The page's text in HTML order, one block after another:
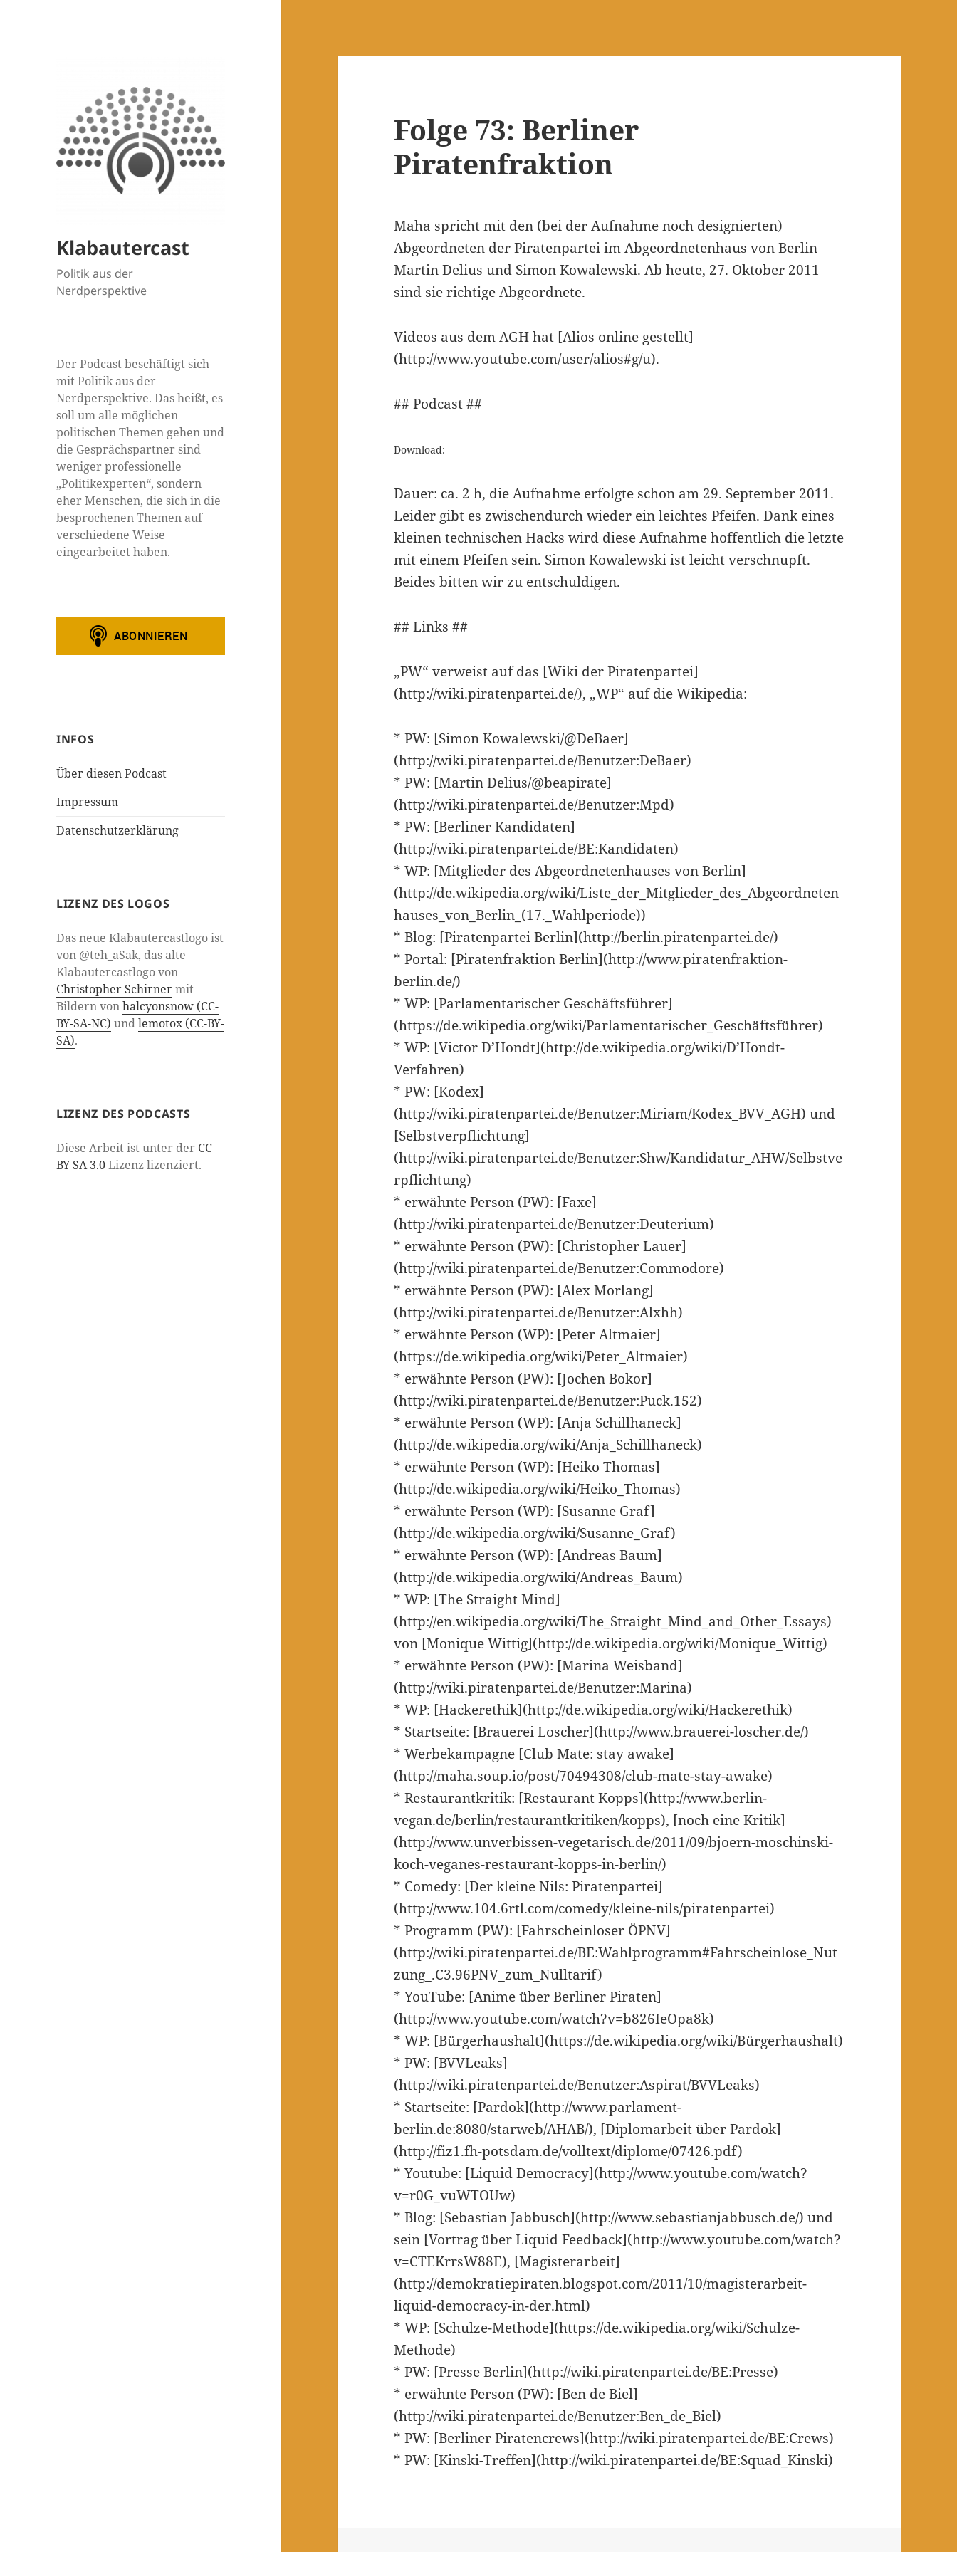
Klabautercast
Politik aus der
Nerdperspektive
Der Podcast beschäftigt sich
mit Politik aus der
Nerdperspektive. Das heißt, es
soll um alle möglichen
politischen Themen gehen und
die Gesprächspartner sind
weniger professionelle
„Politikexperten“, sondern
eher Menschen, die sich in die
besprochenen Themen auf
verschiedene Weise
eingearbeitet haben.
INFOS
Über diesen Podcast
Impressum
Datenschutzerklärung
LIZENZ DES LOGOS
Das neue Klabautercastlogo ist
von @teh_aSak, das alte
Klabautercastlogo von
Christopher Schirnermit
Bildern vonhalcyonsnow (CC-
BY-SA-NC) undlemotox (CC-BY-
SA).
LIZENZ DES PODCASTS
Diese Arbeit ist unter der CC
BY SA 3.0Lizenz lizenziert.
Folge 73: Berliner
Piratenfraktion
Maha spricht mit den (bei der Aufnahme noch designierten)
Abgeordneten der Piratenpartei im Abgeordnetenhaus von Berlin
Martin Delius und Simon Kowalewski. Ab heute, 27. Oktober 2011
sind sie richtige Abgeordnete.
Videos aus dem AGH hat [Alios online gestellt]
(http://www.youtube.com/user/alios#g/u).
## Podcast ##
Download:
Dauer: ca. 2 h, die Aufnahme erfolgte schon am 29. September 2011.
Leider gibt es zwischendurch wieder ein leichtes Pfeifen. Dank eines
kleinen technischen Hacks wird diese Aufnahme hoffentlich die letzte
mit einem Pfeifen sein. Simon Kowalewski ist leicht verschnupft.
Beides bitten wir zu entschuldigen.
## Links ##
„PW“ verweist auf das [Wiki der Piratenpartei]
(http://wiki.piratenpartei.de/), „WP“ auf die Wikipedia:
* PW: [Simon Kowalewski/@DeBaer]
(http://wiki.piratenpartei.de/Benutzer:DeBaer)
* PW: [Martin Delius/@beapirate]
(http://wiki.piratenpartei.de/Benutzer:Mpd)
* PW: [Berliner Kandidaten]
(http://wiki.piratenpartei.de/BE:Kandidaten)
* WP: [Mitglieder des Abgeordnetenhauses von Berlin]
(http://de.wikipedia.org/wiki/Liste_der_Mitglieder_des_Abgeordneten
hauses_von_Berlin_(17._Wahlperiode))
* Blog: [Piratenpartei Berlin](http://berlin.piratenpartei.de/)
* Portal: [Piratenfraktion Berlin](http://www.piratenfraktion-
berlin.de/)
* WP: [Parlamentarischer Geschäftsführer]
(https://de.wikipedia.org/wiki/Parlamentarischer_Geschäftsführer)
* WP: [Victor D’Hondt](http://de.wikipedia.org/wiki/D’Hondt-
Verfahren)
* PW: [Kodex]
(http://wiki.piratenpartei.de/Benutzer:Miriam/Kodex_BVV_AGH) und
[Selbstverpflichtung]
(http://wiki.piratenpartei.de/Benutzer:Shw/Kandidatur_AHW/Selbstve
rpflichtung)
* erwähnte Person (PW): [Faxe]
(http://wiki.piratenpartei.de/Benutzer:Deuterium)
* erwähnte Person (PW): [Christopher Lauer]
(http://wiki.piratenpartei.de/Benutzer:Commodore)
* erwähnte Person (PW): [Alex Morlang]
(http://wiki.piratenpartei.de/Benutzer:Alxhh)
* erwähnte Person (WP): [Peter Altmaier]
(https://de.wikipedia.org/wiki/Peter_Altmaier)
* erwähnte Person (PW): [Jochen Bokor]
(http://wiki.piratenpartei.de/Benutzer:Puck.152)
* erwähnte Person (WP): [Anja Schillhaneck]
(http://de.wikipedia.org/wiki/Anja_Schillhaneck)
* erwähnte Person (WP): [Heiko Thomas]
(http://de.wikipedia.org/wiki/Heiko_Thomas)
* erwähnte Person (WP): [Susanne Graf]
(http://de.wikipedia.org/wiki/Susanne_Graf)
* erwähnte Person (WP): [Andreas Baum]
(http://de.wikipedia.org/wiki/Andreas_Baum)
* WP: [The Straight Mind]
(http://en.wikipedia.org/wiki/The_Straight_Mind_and_Other_Essays)
von [Monique Wittig](http://de.wikipedia.org/wiki/Monique_Wittig)
* erwähnte Person (PW): [Marina Weisband]
(http://wiki.piratenpartei.de/Benutzer:Marina)
* WP: [Hackerethik](http://de.wikipedia.org/wiki/Hackerethik)
* Startseite: [Brauerei Loscher](http://www.brauerei-loscher.de/)
* Werbekampagne [Club Mate: stay awake]
(http://maha.soup.io/post/70494308/club-mate-stay-awake)
* Restaurantkritik: [Restaurant Kopps](http://www.berlin-
vegan.de/berlin/restaurantkritiken/kopps), [noch eine Kritik]
(http://www.unverbissen-vegetarisch.de/2011/09/bjoern-moschinski-
koch-veganes-restaurant-kopps-in-berlin/)
* Comedy: [Der kleine Nils: Piratenpartei]
(http://www.104.6rtl.com/comedy/kleine-nils/piratenpartei)
* Programm (PW): [Fahrscheinloser ÖPNV]
(http://wiki.piratenpartei.de/BE:Wahlprogramm#Fahrscheinlose_Nut
zung_.C3.96PNV_zum_Nulltarif)
* YouTube: [Anime über Berliner Piraten]
(http://www.youtube.com/watch?v=b826IeOpa8k)
* WP: [Bürgerhaushalt](https://de.wikipedia.org/wiki/Bürgerhaushalt)
* PW: [BVVLeaks]
(http://wiki.piratenpartei.de/Benutzer:Aspirat/BVVLeaks)
* Startseite: [Pardok](http://www.parlament-
berlin.de:8080/starweb/AHAB/), [Diplomarbeit über Pardok]
(http://fiz1.fh-potsdam.de/volltext/diplome/07426.pdf)
* Youtube: [Liquid Democracy](http://www.youtube.com/watch?
v=r0G_vuWTOUw)
* Blog: [Sebastian Jabbusch](http://www.sebastianjabbusch.de/) und
sein [Vortrag über Liquid Feedback](http://www.youtube.com/watch?
v=CTEKrrsW88E), [Magisterarbeit]
(http://demokratiepiraten.blogspot.com/2011/10/magisterarbeit-
liquid-democracy-in-der.html)
* WP: [Schulze-Methode](https://de.wikipedia.org/wiki/Schulze-
Methode)
* PW: [Presse Berlin](http://wiki.piratenpartei.de/BE:Presse)
* erwähnte Person (PW): [Ben de Biel]
(http://wiki.piratenpartei.de/Benutzer:Ben_de_Biel)
* PW: [Berliner Piratencrews](http://wiki.piratenpartei.de/BE:Crews)
* PW: [Kinski-Treffen](http://wiki.piratenpartei.de/BE:Squad_Kinski)